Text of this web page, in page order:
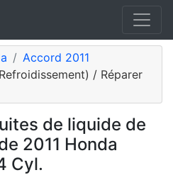
Accord 2011
/ Réparer
de liquide de
2011 Honda
Cyl.